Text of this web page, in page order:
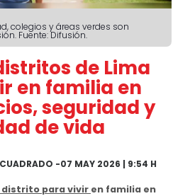
colegios y áreas verdes son
Fuente: Difusión.
de Lima
en familia en
seguridad y
de vida
-07 MAY 2026 | 9:54 H
distrito para vivir en familia en